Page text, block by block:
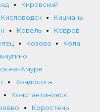
Кировский
Кисловодск
Кицмань
Ковель
Ковров
Козова
Кола
на-Амуре
Кондопога
Константиновск
Коростень